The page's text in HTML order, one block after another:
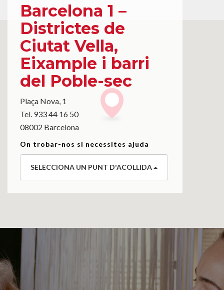
Barcelona 1 –
Districtes de
Ciutat Vella,
Eixample i barri
del Poble-sec
Plaça Nova, 1
Tel. 933 44 16 50
08002 Barcelona
On trobar-nos si necessites ajuda
SELECCIONA UN PUNT D'ACOLLIDA